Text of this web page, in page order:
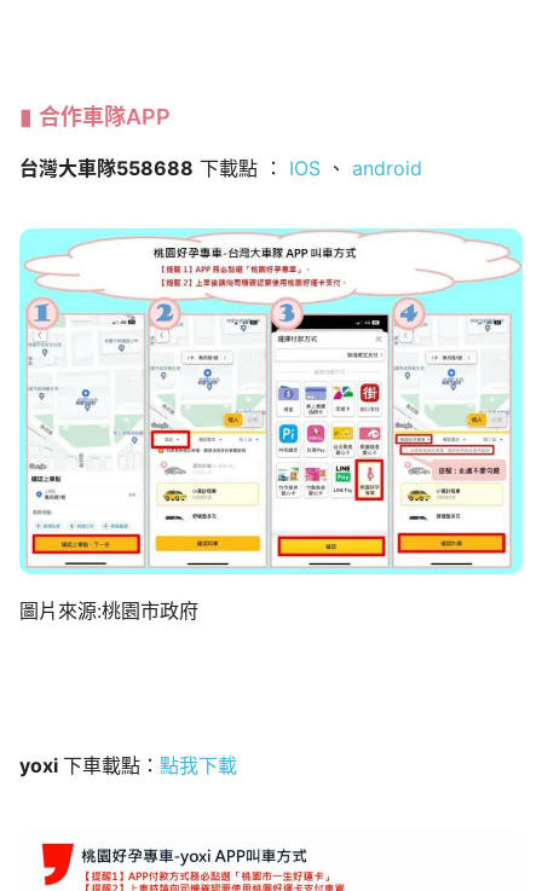
合作車隊APP
台灣大車隊558688 下載點 ： IOS 、 android
圖片來源:桃園市政府
yoxi 下車載點： 點我下載